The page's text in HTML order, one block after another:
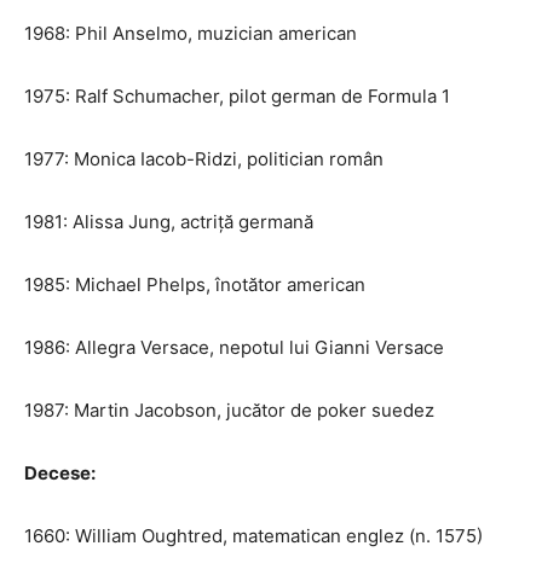
1968: Phil Anselmo, muzician american
1975: Ralf Schumacher, pilot german de Formula 1
1977: Monica Iacob-Ridzi, politician român
1981: Alissa Jung, actriță germană
1985: Michael Phelps, înotător american
1986: Allegra Versace, nepotul lui Gianni Versace
1987: Martin Jacobson, jucător de poker suedez
Decese:
1660: William Oughtred, matematican englez (n. 1575)